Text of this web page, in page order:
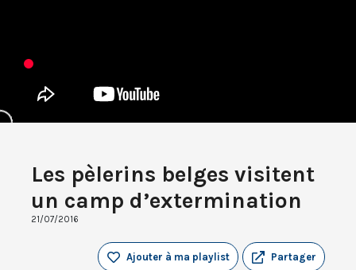
Les pèlerins belges visitent
un camp d’extermination
21/07/2016
Partager
Ajouter à ma playlist